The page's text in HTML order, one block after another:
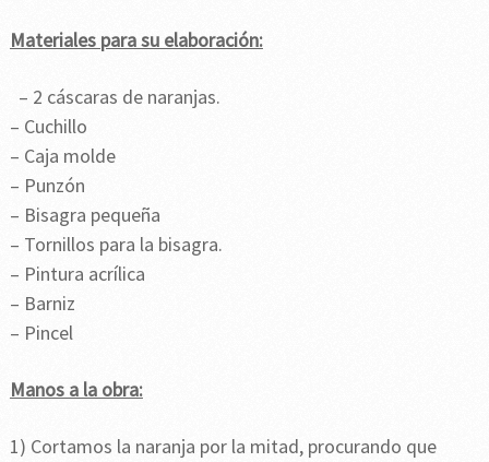
Materiales para su elaboración:
– 2 cáscaras de naranjas.
– Cuchillo
– Caja molde
– Punzón
– Bisagra pequeña
– Tornillos para la bisagra.
– Pintura acrílica
– Barniz
– Pincel
Manos a la obra:
1) Cortamos la naranja por la mitad, procurando que